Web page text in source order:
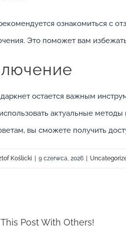
ознакомиться с
Это поможет вам
остается важным
актуальные
вы сможете получить
Koślicki 9 czerwca, 2026
Post With Others!